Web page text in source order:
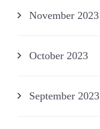
November 2023
October 2023
September 2023